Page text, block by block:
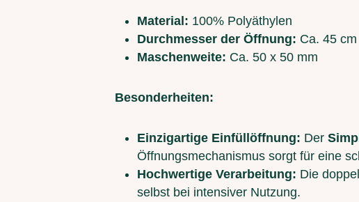
Material: 100% Polyäthylen
Durchmesser der Öffnung: Ca. 45 cm
Maschenweite: Ca. 50 x 50 mm
Besonderheiten:
Einzigartige Einfüllöffnung: Der
Öffnungsmechanismus sorgt für eine
Hochwertige Verarbeitung: Die
selbst bei intensiver Nutzung.